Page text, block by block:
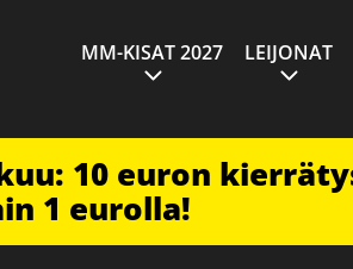
MM-KISAT 2027 LEIJONAT
10 euron
1 eurolla!